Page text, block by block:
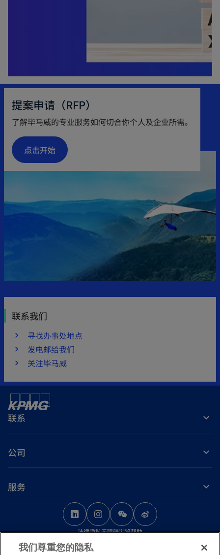
提案申请（RFP）
了解毕马威的专业服务如何切合你个人及企业所需。
点击开始
联系我们
寻找办事处地点
发电邮给我们
关注毕马威
联系
公司
服务
o
p
e
n
o
p
e
o
e
法律隐私无障碍浏览帮助
我们尊重您的隐私